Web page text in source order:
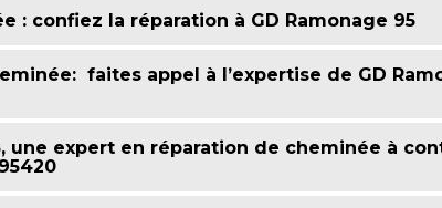
: confiez la réparation à GD Ramonage 95
faites appel à l’expertise de GD
une expert en réparation de cheminée à